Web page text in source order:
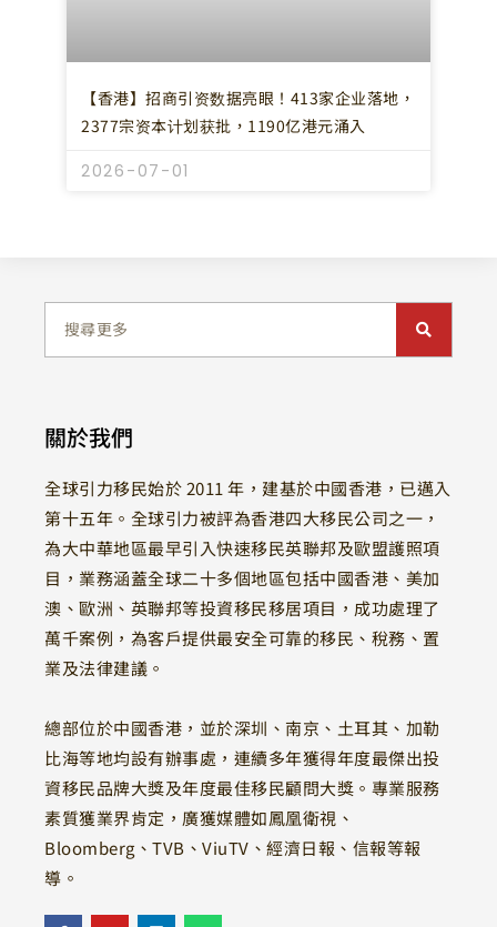
【香港】招商引资数据亮眼！413家企业落地，
2377宗资本计划获批，1190亿港元涌入
2026-07-01
關於我們
全球引力移民始於 2011 年，建基於中國香港，已邁入
第十五年。全球引力被評為香港四大移民公司之一，
為大中華地區最早引入快速移民英聯邦及歐盟護照項
目，業務涵蓋全球二十多個地區包括中國香港、美加
澳、歐洲、英聯邦等投資移民移居項目，成功處理了
萬千案例，為客戶提供最安全可靠的移民、稅務、置
業及法律建議。
總部位於中國香港，並於深圳、南京、土耳其、加勒
比海等地均設有辦事處，連續多年獲得年度最傑出投
資移民品牌大獎及年度最佳移民顧問大獎。專業服務
素質獲業界肯定，廣獲媒體如鳳凰衛視、
Bloomberg、TVB、ViuTV、經濟日報、信報等報
導。